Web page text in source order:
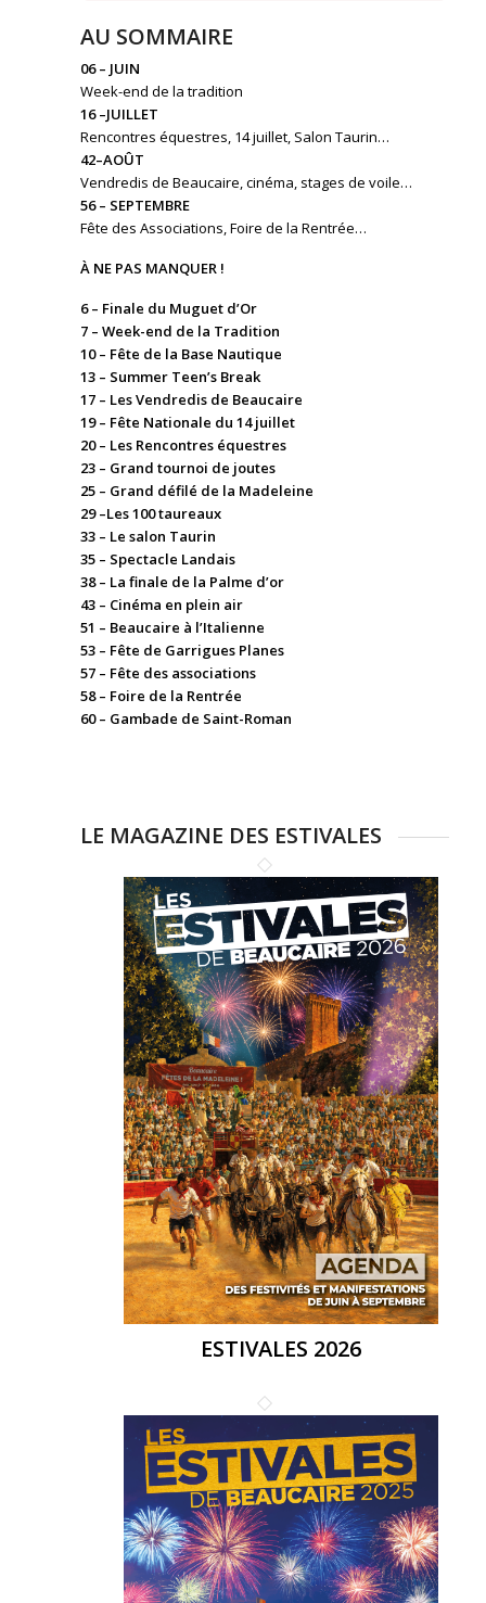
AU SOMMAIRE
06 – JUIN
Week-end de la tradition
16 –JUILLET
Rencontres équestres, 14 juillet, Salon Taurin…
42–AOÛT
Vendredis de Beaucaire, cinéma, stages de voile…
56 – SEPTEMBRE
Fête des Associations, Foire de la Rentrée…
À NE PAS MANQUER !
6 – Finale du Muguet d’Or
7 – Week-end de la Tradition
10 – Fête de la Base Nautique
13 – Summer Teen’s Break
17 – Les Vendredis de Beaucaire
19 – Fête Nationale du 14 juillet
20 – Les Rencontres équestres
23 – Grand tournoi de joutes
25 – Grand défilé de la Madeleine
29 –Les 100 taureaux
33 – Le salon Taurin
35 – Spectacle Landais
38 – La finale de la Palme d’or
43 – Cinéma en plein air
51 – Beaucaire à l’Italienne
53 – Fête de Garrigues Planes
57 – Fête des associations
58 – Foire de la Rentrée
60 – Gambade de Saint-Roman
LE MAGAZINE DES ESTIVALES
ESTIVALES 2026